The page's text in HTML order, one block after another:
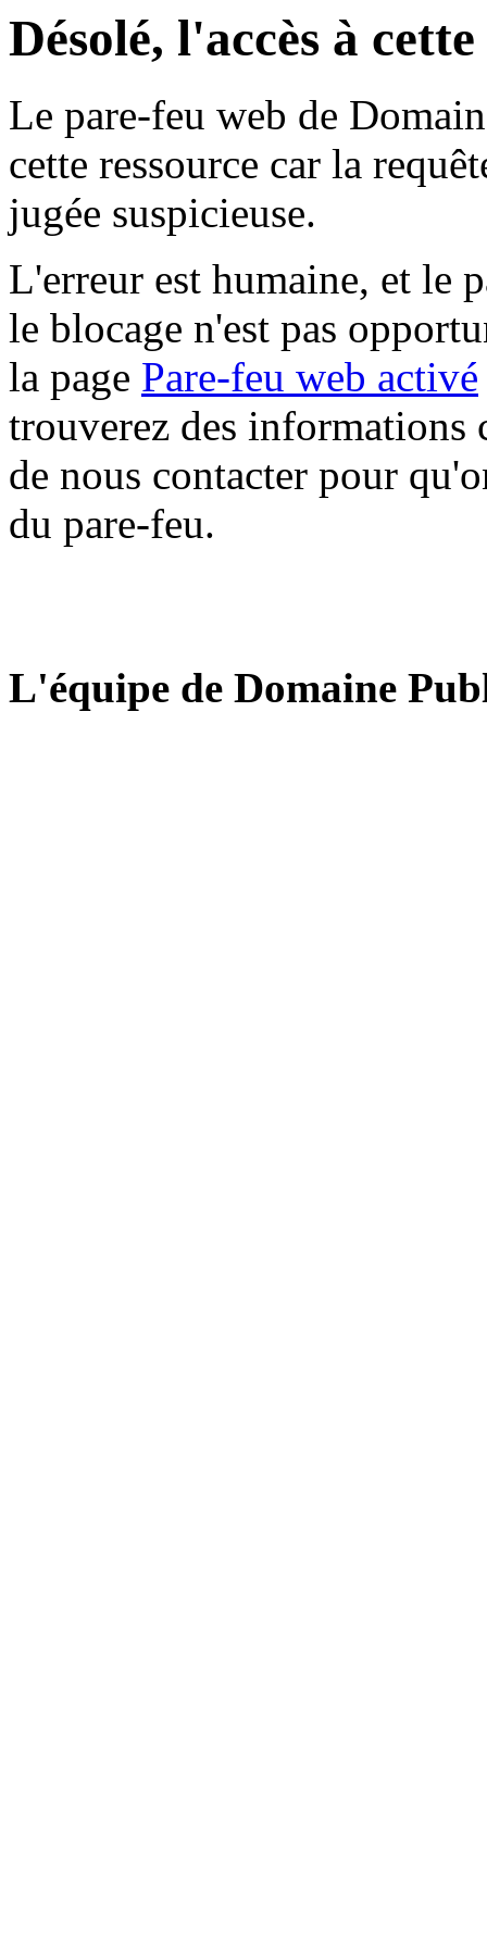
Désolé, l'accès à
Le pare-feu web de
cette ressource car la
jugée suspicieuse.
L'erreur est humaine, et le
le blocage n'est pas
la page Pare-feu web activé
trouverez des informations
de nous contacter pour
du pare-feu.
L'équipe de Domaine